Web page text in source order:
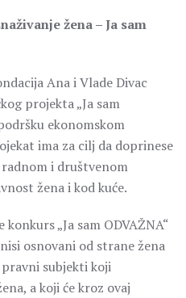
žena – Ja sam
Ana i Vlade Divac
projekta „Ja sam
ekonomskom
ima za cilj da doprinese
i društvenom
žena i kod kuće.
„Ja sam ODVAŽNA“
osnovani od strane žena
subjekti koji
a koji će kroz ovaj